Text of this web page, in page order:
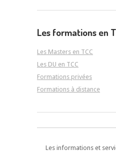
Les formations en
Les Masters en TCC
Les DU en TCC
Formations privées
Formations à distance
Les informations et